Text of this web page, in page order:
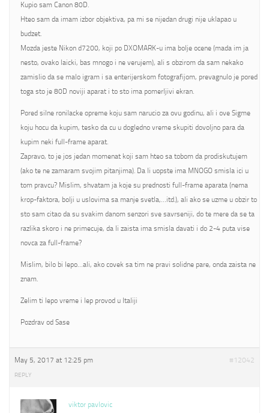
Kupio sam Canon 80D.
Hteo sam da imam izbor objektiva, pa mi se nijedan drugi nije uklapao u
budzet.
Mozda jeste Nikon d7200, koji po DXOMARK-u ima bolje ocene (mada im ja
nesto, ovako laicki, bas mnogo i ne verujem), ali s obzirom da sam nekako
zamislio da se malo igram i sa enterijerskom fotografijom, prevagnulo je pored
toga sto je 80D noviji aparat i to sto ima pomerljivi ekran.
Pored silne ronilacke opreme koju sam narucio za ovu godinu, ali i ove Sigme
koju hocu da kupim, tesko da cu u dogledno vreme skupiti dovoljno para da
kupim neki full-frame aparat.
Zapravo, to je jos jedan momenat koji sam hteo sa tobom da prodiskutujem
(ako te ne zamaram svojim pitanjima). Da li uopste ima MNOGO smisla ici u
tom pravcu? Mislim, shvatam ja koje su prednosti full-frame aparata (nema
krop-faktora, bolji u uslovima sa manje svetla,…itd.), ali ako se uzme u obzir to
sto sam citao da su svakim danom senzori sve savrseniji, do te mere da se ta
razlika skoro i ne primecuje, da li zaista ima smisla davati i do 2-4 puta vise
novca za full-frame?
Mislim, bilo bi lepo…ali, ako covek sa tim ne pravi solidne pare, onda zaista ne
znam.
Zelim ti lepo vreme i lep provod u Italiji
Pozdrav od Sase
May 5, 2017 at 12:25 pm #12042
REPLY
viktor pavlovic